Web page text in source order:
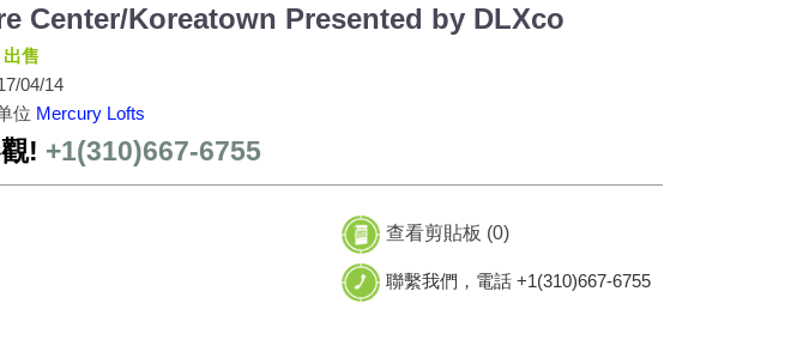
Center/Koreatown Presented by DLXco
出售
04/14
位 Mercury Lofts
! +1(310)667-6755
查看剪貼板 (0)
聯繫我們，電話 +1(310)667-6755